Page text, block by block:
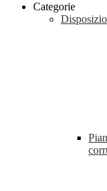
Categorie